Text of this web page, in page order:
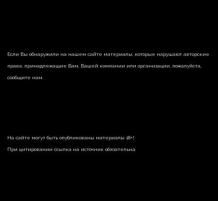
Если Вы обнаружили на нашем сайте материалы, которые нарушают авторские
права, принадлежащие Вам, Вашей компании или организации, пожалуйста,
сообщите нам.
На сайте могут быть опубликованы материалы 18+!
При цитировании ссылка на источник обязательна.